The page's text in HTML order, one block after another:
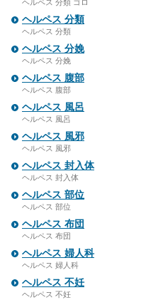
ヘルペス 分類 ゴロ
ヘルペス 分類
ヘルペス 分類
ヘルペス 分娩
ヘルペス 分娩
ヘルペス 腹部
ヘルペス 腹部
ヘルペス 風呂
ヘルペス 風呂
ヘルペス 風邪
ヘルペス 風邪
ヘルペス 封入体
ヘルペス 封入体
ヘルペス 部位
ヘルペス 部位
ヘルペス 布団
ヘルペス 布団
ヘルペス 婦人科
ヘルペス 婦人科
ヘルペス 不妊
ヘルペス 不妊